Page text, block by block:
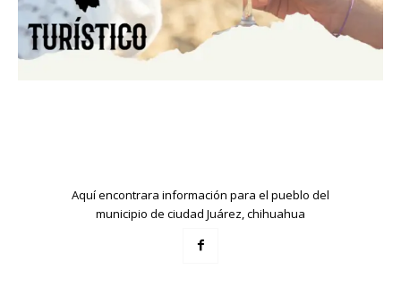
Aquí encontrara información para el pueblo del
municipio de ciudad Juárez, chihuahua